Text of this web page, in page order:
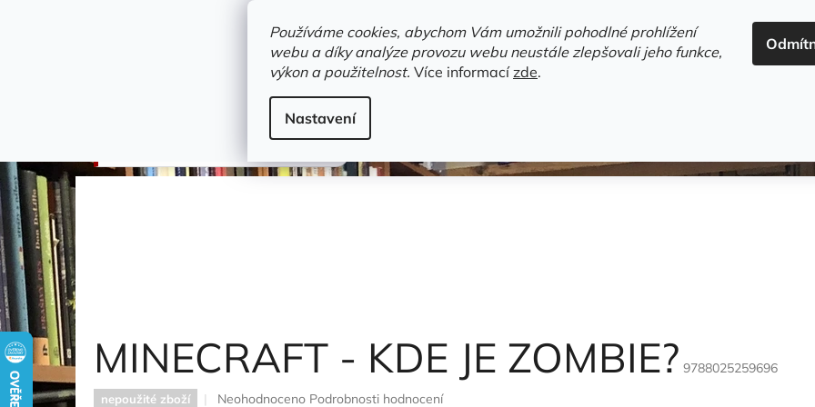
Používáme cookies, abychom Vám umožnili pohodlné prohlížení
webu a díky analýze provozu webu neustále zlepšovali jeho funkce,
výkon a použitelnost. Více informacízde.
Nastavení
HLEDAT
Novinky Trvalky a bestsellery
omalovánky - vystřihovánky
MINECRAFT - KDE JE ZOMBIE?
MINECRAFT - KDE JE ZOMBIE? 9788025259696
nepoužité zboží
Průměrné
Neohodnoceno Podrobnosti hodnocení